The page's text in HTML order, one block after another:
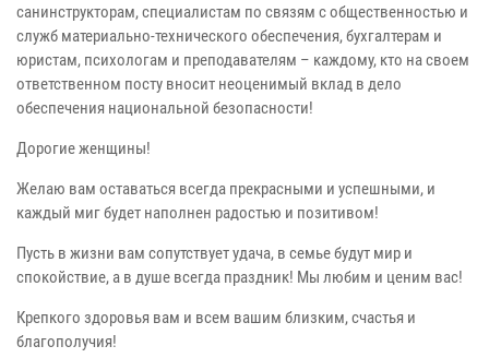
санинструкторам, специалистам по связям с общественностью и
служб материально-технического обеспечения, бухгалтерам и
юристам, психологам и преподавателям – каждому, кто на своем
ответственном посту вносит неоценимый вклад в дело
обеспечения национальной безопасности!
Дорогие женщины!
Желаю вам оставаться всегда прекрасными и успешными, и
каждый миг будет наполнен радостью и позитивом!
Пусть в жизни вам сопутствует удача, в семье будут мир и
спокойствие, а в душе всегда праздник! Мы любим и ценим вас!
Крепкого здоровья вам и всем вашим близким, счастья и
благополучия!